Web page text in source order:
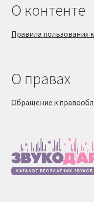
О контенте
Правила пользования
О правах
Обращение к